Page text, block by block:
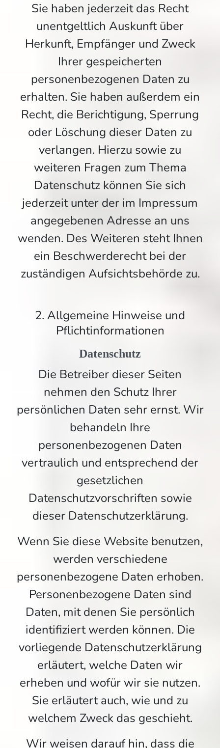
Sie haben jederzeit das Recht
unentgeltlich Auskunft über
Herkunft, Empfänger und Zweck
Ihrer gespeicherten
personenbezogenen Daten zu
erhalten. Sie haben außerdem ein
Recht, die Berichtigung, Sperrung
oder Löschung dieser Daten zu
verlangen. Hierzu sowie zu
weiteren Fragen zum Thema
Datenschutz können Sie sich
jederzeit unter der im Impressum
angegebenen Adresse an uns
wenden. Des Weiteren steht Ihnen
ein Beschwerderecht bei der
zuständigen Aufsichtsbehörde zu.
2. Allgemeine Hinweise und
Pflichtinformationen
Datenschutz
Die Betreiber dieser Seiten
nehmen den Schutz Ihrer
persönlichen Daten sehr ernst. Wir
behandeln Ihre
personenbezogenen Daten
vertraulich und entsprechend der
gesetzlichen
Datenschutzvorschriften sowie
dieser Datenschutzerklärung.
Wenn Sie diese Website benutzen,
werden verschiedene
personenbezogene Daten erhoben.
Personenbezogene Daten sind
Daten, mit denen Sie persönlich
identifiziert werden können. Die
vorliegende Datenschutzerklärung
erläutert, welche Daten wir
erheben und wofür wir sie nutzen.
Sie erläutert auch, wie und zu
welchem Zweck das geschieht.
Wir weisen darauf hin, dass die